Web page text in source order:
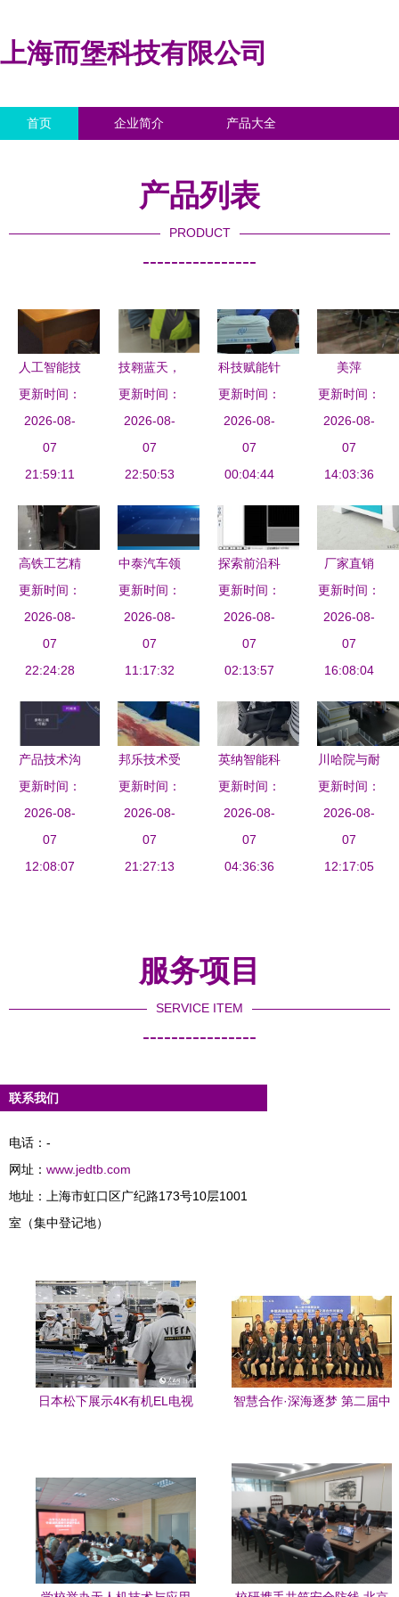
上海而堡科技有限公司
首页 企业简介 产品大全
产品列表
PRODUCT
----------------
人工智能技
术交流会圆
满召开 软
件中心创新
协会共话未
更新时间：
2026-08-
07
21:59:11
技翱蓝天，
模汇西华
——川内部
分高校航模
队齐聚我校
流
更新时间：
2026-08-
07
22:50:53
科技赋能针
灸传承 安
军明主任参
与全市基层
医疗实用针
流培训班
更新时间：
2026-08-
07
00:04:44
美萍
Android系
统软件开发
技术交流研
讨会 技术
更新时间：
2026-08-
07
14:03:36
高铁工艺精
益求精——
山东高速工
程建设集团
技术交流观
更新时间：
2026-08-
07
22:24:28
中泰汽车领
域合作线上
交流会 四
川仪表工业
学校成技术
更新时间：
2026-08-
07
11:17:32
探索前沿科
技 构建深
度数字产品
技术交流社
区的价值与
更新时间：
2026-08-
07
02:13:57
厂家直销
1325三工
序数控开料
机 高效木
工雕刻技术
更新时间：
2026-08-
07
16:08:04
产品技术沟
通之道 如
何与技术人
员高效交流
更新时间：
2026-08-
07
12:08:07
邦乐技术受
邀出席第三
届全国矿物
材料学术与
技术交流
路径
更新时间：
2026-08-
07
21:27:13
英纳智能科
技（无锡）
考察交流
深化产教融
合，共育物
更新时间：
2026-08-
07
04:36:36
川哈院与耐
德集团携手
开展合作调
研，技术交
流共促成渝
更新时间：
2026-08-
07
12:17:05
服务项目
SERVICE ITEM
----------------
联系我们
电话：-
网址： www.jedtb.com
地址：上海市虹口区广纪路173号10层1001
室（集中登记地）
日本松下展示4K有机EL电视
智慧合作·深海逐梦 第二届中